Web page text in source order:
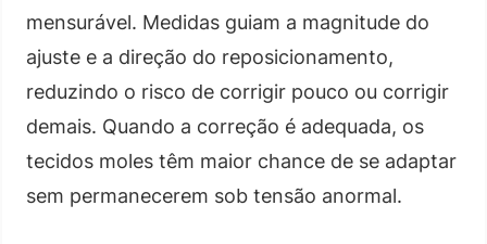
mensurável. Medidas guiam a magnitude do
ajuste e a direção do reposicionamento,
reduzindo o risco de corrigir pouco ou corrigir
demais. Quando a correção é adequada, os
tecidos moles têm maior chance de se adaptar
sem permanecerem sob tensão anormal.